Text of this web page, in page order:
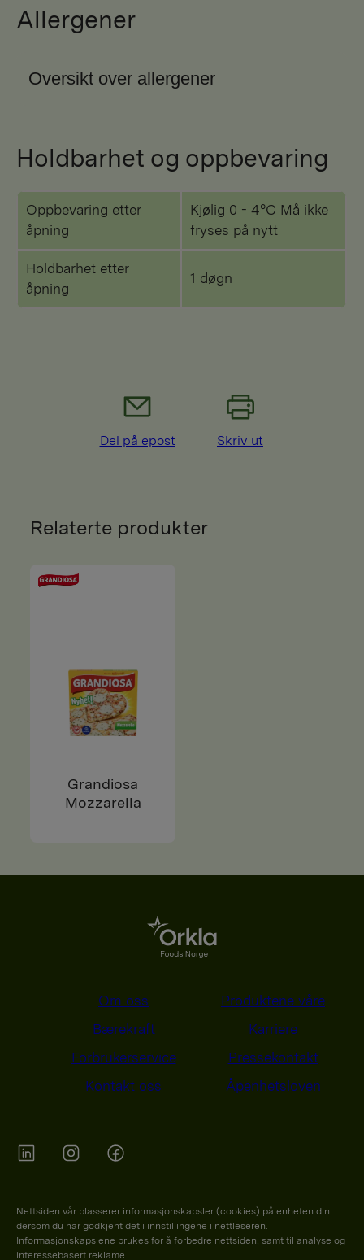
Allergener
Oversikt over allergener
Holdbarhet og oppbevaring
Oppbevaring etter
åpning
Kjølig 0 - 4°C Må ikke
fryses på nytt
Holdbarhet etter
åpning
1 døgn
Del på epost Skriv ut
Relaterte produkter
Grandiosa
Mozzarella
Om oss
Produktene våre
Bærekraft
Karriere
Forbrukerservice
Pressekontakt
Kontakt oss
Åpenhetsloven
Nettsiden vår plasserer informasjonskapsler (cookies) på enheten din
dersom du har godkjent det i innstillingene i nettleseren.
Informasjonskapslene brukes for å forbedre nettsiden, samt til analyse og
interessebasert reklame.